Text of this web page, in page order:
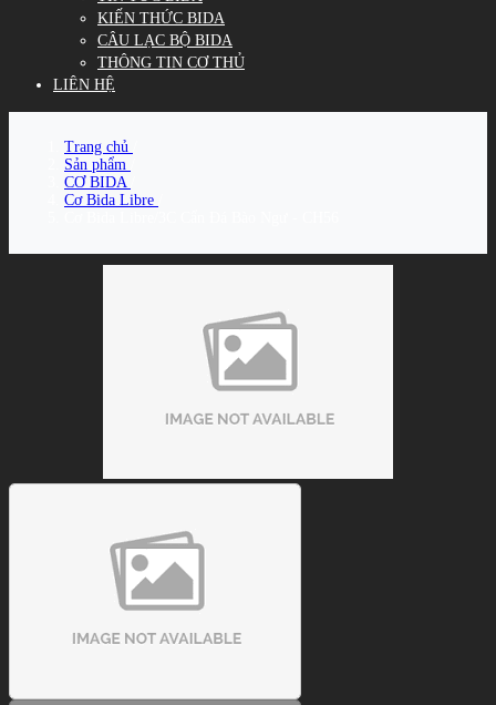
KIẾN THỨC BIDA
CÂU LẠC BỘ BIDA
THÔNG TIN CƠ THỦ
LIÊN HỆ
Trang chủ
Sản phẩm
CƠ BIDA
Cơ Bida Libre